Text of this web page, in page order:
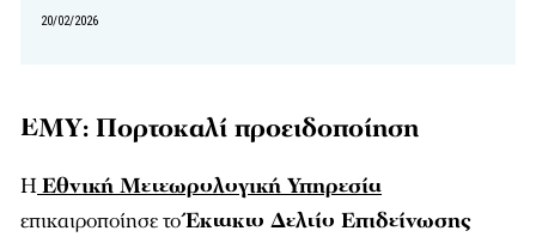
20/02/2026
ΕΜΥ: Πορτοκαλί προειδοποίηση
ΗΕθνική Μετεωρολογική Υπηρεσία
επικαιροποίησε τοΈκτακτο Δελτίο Επιδείνωσης